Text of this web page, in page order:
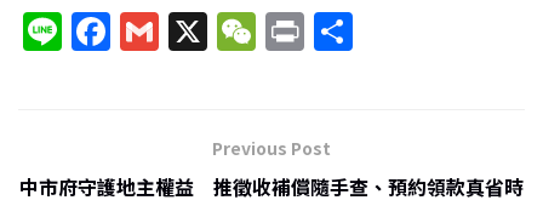
Li F
b
G X W
h
at
P
Previous Post
中市府守護地主權益 推徵收補償隨手查、預約領款真省時